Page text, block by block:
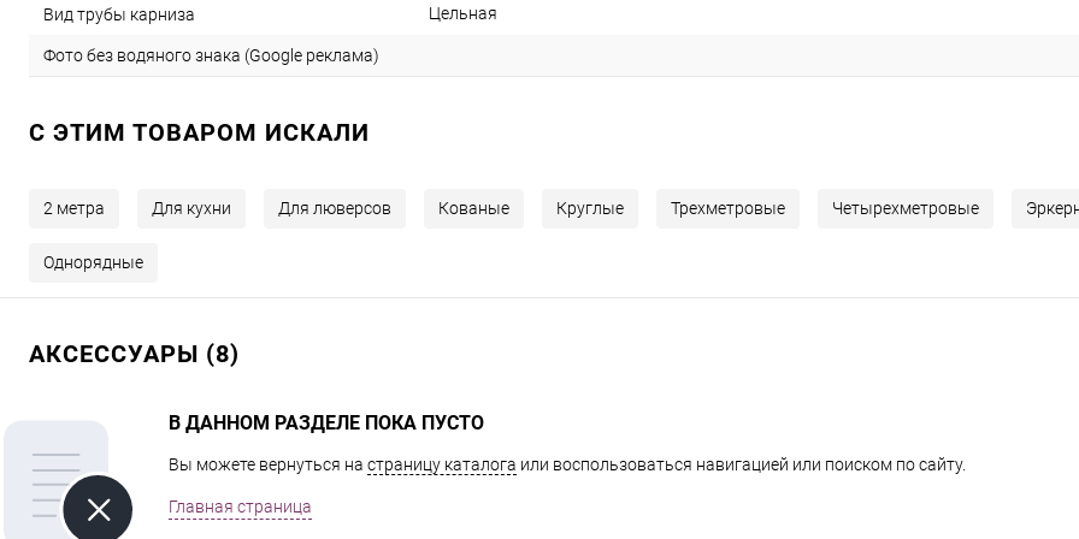
Вид трубы карниза Цельная
Фото без водяного знака (Google реклама)
C ЭТИМ ТОВАРОМ ИСКАЛИ
2 метра Для кухни Для люверсов Кованые Круглые Трехметровые Четырехметровые
Однорядные
АКСЕССУАРЫ (8)
В ДАННОМ РАЗДЕЛЕ ПОКА ПУСТО
Вы можете вернуться на страницу каталога или воспользоваться навигацией или поиском по сайту.
Главная страница